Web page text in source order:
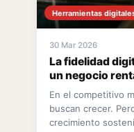
Herramientas
30 Mar 2026
La fidelidad
un negocio
En el competitivo
buscan crecer.
crecimiento